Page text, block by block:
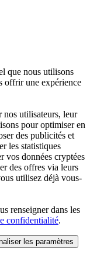
que nous utilisons
offrir une expérience
nos utilisateurs, leur
pour optimiser en
des publicités et
les statistiques
vos données cryptées
des offres via leurs
utilisez déjà vous-
renseigner dans les
confidentialité.
les paramètres